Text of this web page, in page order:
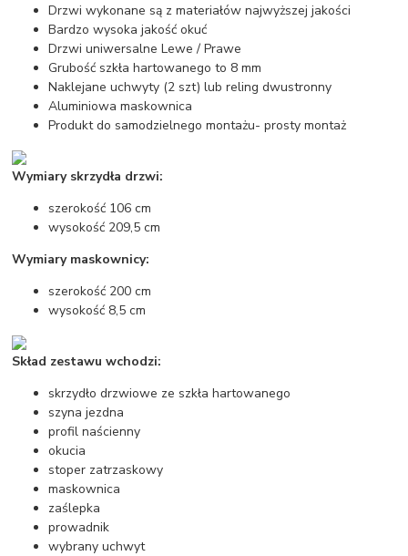
Drzwi wykonane są z materiałów najwyższej jakości
Bardzo wysoka jakość okuć
Drzwi uniwersalne Lewe / Prawe
Grubość szkła hartowanego to 8 mm
Naklejane uchwyty (2 szt) lub reling dwustronny
Aluminiowa maskownica
Produkt do samodzielnego montażu- prosty montaż
Wymiary skrzydła drzwi:
szerokość 106 cm
wysokość 209,5 cm
Wymiary maskownicy:
szerokość 200 cm
wysokość 8,5 cm
Skład zestawu wchodzi:
skrzydło drzwiowe ze szkła hartowanego
szyna jezdna
profil naścienny
okucia
stoper zatrzaskowy
maskownica
zaślepka
prowadnik
wybrany uchwyt